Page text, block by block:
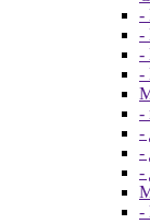
-
-
-
-
-
-
-
-
-